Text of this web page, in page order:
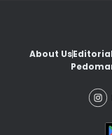
About Us